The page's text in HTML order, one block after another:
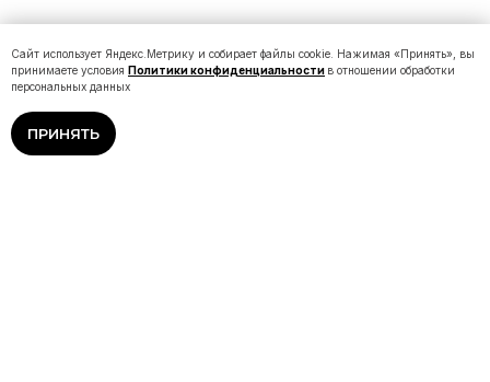
Сайт использует Яндекс.Метрику и собирает файлы cookie. Нажимая «Принять», вы
принимаете условия Политики конфиденциальности в отношении обработки
персональных данных
ПРИНЯТЬ